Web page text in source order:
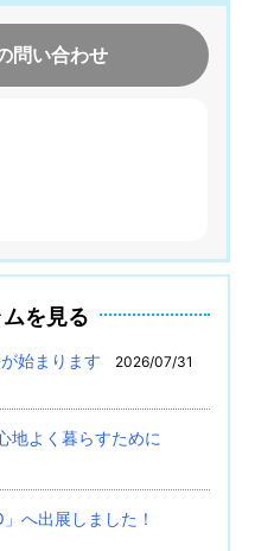
問い合わせ
を見る
始まります
2026/07/31
よく暮らすために
へ出展しました！